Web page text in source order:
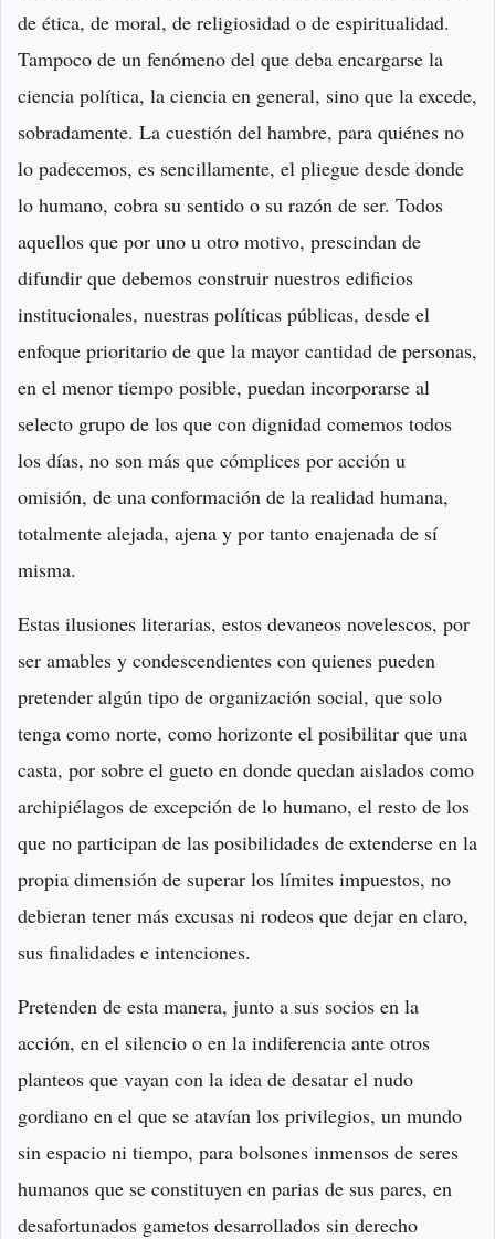
de ética, de moral, de religiosidad o de espiritualidad.
Tampoco de un fenómeno del que deba encargarse la
ciencia política, la ciencia en general, sino que la excede,
sobradamente. La cuestión del hambre, para quiénes no
lo padecemos, es sencillamente, el pliegue desde donde
lo humano, cobra su sentido o su razón de ser. Todos
aquellos que por uno u otro motivo, prescindan de
difundir que debemos construir nuestros edificios
institucionales, nuestras políticas públicas, desde el
enfoque prioritario de que la mayor cantidad de personas,
en el menor tiempo posible, puedan incorporarse al
selecto grupo de los que con dignidad comemos todos
los días, no son más que cómplices por acción u
omisión, de una conformación de la realidad humana,
totalmente alejada, ajena y por tanto enajenada de sí
misma.
Estas ilusiones literarias, estos devaneos novelescos, por
ser amables y condescendientes con quienes pueden
pretender algún tipo de organización social, que solo
tenga como norte, como horizonte el posibilitar que una
casta, por sobre el gueto en donde quedan aislados como
archipiélagos de excepción de lo humano, el resto de los
que no participan de las posibilidades de extenderse en la
propia dimensión de superar los límites impuestos, no
debieran tener más excusas ni rodeos que dejar en claro,
sus finalidades e intenciones.
Pretenden de esta manera, junto a sus socios en la
acción, en el silencio o en la indiferencia ante otros
planteos que vayan con la idea de desatar el nudo
gordiano en el que se atavían los privilegios, un mundo
sin espacio ni tiempo, para bolsones inmensos de seres
humanos que se constituyen en parias de sus pares, en
desafortunados gametos desarrollados sin derecho